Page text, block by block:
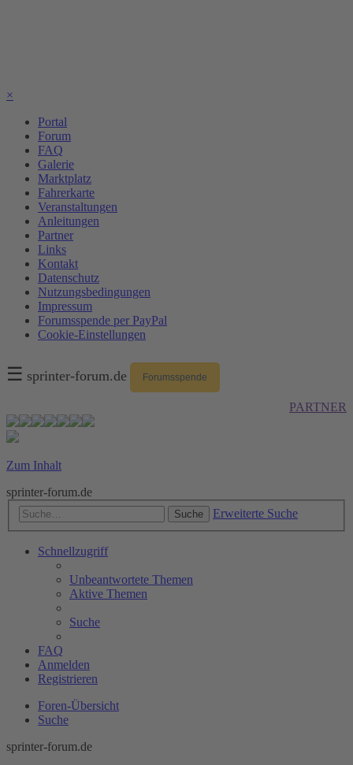
×
Portal
Forum
FAQ
Galerie
Marktplatz
Fahrerkarte
Veranstaltungen
Anleitungen
Partner
Links
Kontakt
Datenschutz
Nutzungsbedingungen
Impressum
Forumsspende per PayPal
Cookie-Einstellungen
☰ sprinter-forum.de Forumsspende
PARTNER
Zum Inhalt
sprinter-forum.de
Suche Erweiterte Suche
Schnellzugriff
Unbeantwortete Themen
Aktive Themen
Suche
FAQ
Anmelden
Registrieren
Foren-Übersicht
Suche
sprinter-forum.de